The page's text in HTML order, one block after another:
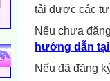
tải được các
Nếu chưa
hướng dẫn
Nếu đã đăng